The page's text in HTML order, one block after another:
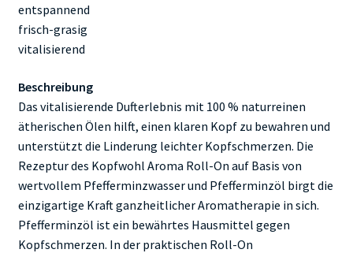
entspannend
frisch-grasig
vitalisierend
Beschreibung
Das vitalisierende Dufterlebnis mit 100 % naturreinen
ätherischen Ölen hilft, einen klaren Kopf zu bewahren und
unterstützt die Linderung leichter Kopfschmerzen. Die
Rezeptur des Kopfwohl Aroma Roll-On auf Basis von
wertvollem Pfefferminzwasser und Pfefferminzöl birgt die
einzigartige Kraft ganzheitlicher Aromatherapie in sich.
Pfefferminzöl ist ein bewährtes Hausmittel gegen
Kopfschmerzen. In der praktischen Roll-On